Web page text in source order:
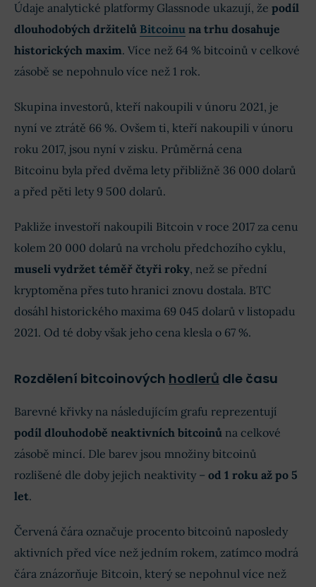
Údaje analytické platformy Glassnode ukazují, že podíl
dlouhodobých držitelů Bitcoinu na trhu dosahuje
historických maxim. Více než 64 % bitcoinů v celkové
zásobě se nepohnulo více než 1 rok.
Skupina investorů, kteří nakoupili v únoru 2021, je
nyní ve ztrátě 66 %. Ovšem ti, kteří nakoupili v únoru
roku 2017, jsou nyní v zisku. Průměrná cena
Bitcoinu byla před dvěma lety přibližně 36 000 dolarů
a před pěti lety 9 500 dolarů.
Pakliže investoří nakoupili Bitcoin v roce 2017 za cenu
kolem 20 000 dolarů na vrcholu předchozího cyklu,
museli vydržet téměř čtyři roky, než se přední
kryptoměna přes tuto hranici znovu dostala. BTC
dosáhl historického maxima 69 045 dolarů v listopadu
2021. Od té doby však jeho cena klesla o 67 %.
Rozdělení bitcoinových hodlerů dle času
Barevné křivky na následujícím grafu reprezentují
podíl dlouhodobě neaktivních bitcoinů na celkové
zásobě mincí. Dle barev jsou množiny bitcoinů
rozlišené dle doby jejich neaktivity – od 1 roku až po 5
let.
Červená čára označuje procento bitcoinů naposledy
aktivních před více než jedním rokem, zatímco modrá
čára znázorňuje Bitcoin, který se nepohnul více než